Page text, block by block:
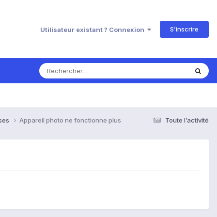
Utilisateur existant ? Connexion S’inscrire
Toute l’activité
Appareil photo ne fonctionne plus